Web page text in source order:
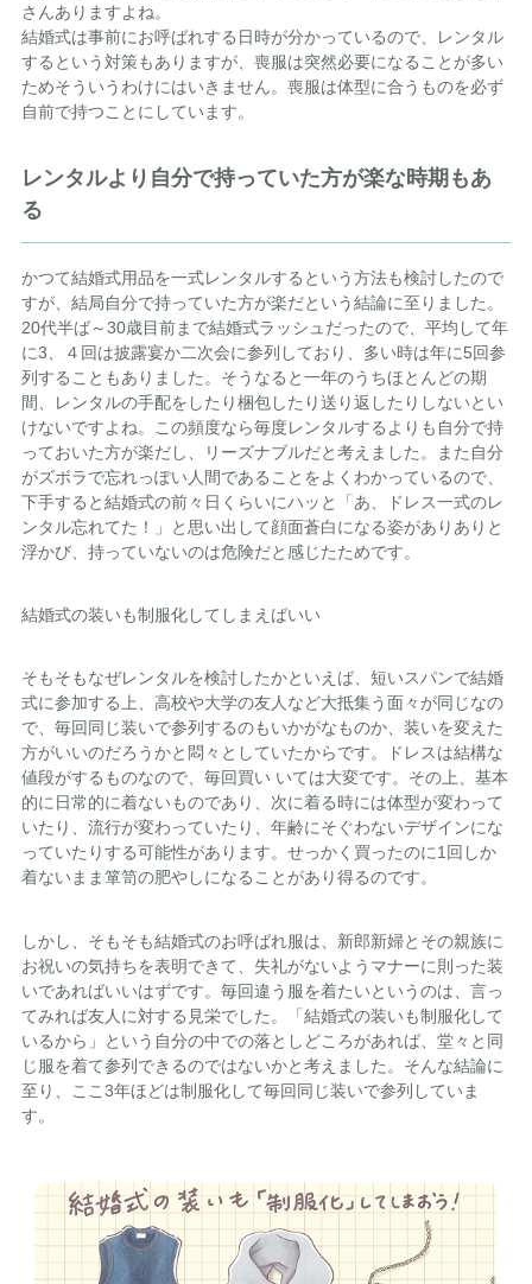
さんありますよね。
結婚式は事前にお呼ばれする日時が分かっているので、レンタル
するという対策もありますが、喪服は突然必要になることが多い
ためそういうわけにはいきません。喪服は体型に合うものを必ず
自前で持つことにしています。
レンタルより自分で持っていた方が楽な時期もあ
る
かつて結婚式用品を一式レンタルするという方法も検討したので
すが、結局自分で持っていた方が楽だという結論に至りました。
20代半ば～30歳目前まで結婚式ラッシュだったので、平均して年
に3、４回は披露宴か二次会に参列しており、多い時は年に5回参
列することもありました。そうなると一年のうちほとんどの期
間、レンタルの手配をしたり梱包したり送り返したりしないとい
けないですよね。この頻度なら毎度レンタルするよりも自分で持
っておいた方が楽だし、リーズナブルだと考えました。また自分
がズボラで忘れっぽい人間であることをよくわかっているので、
下手すると結婚式の前々日くらいにハッと「あ、ドレス一式のレ
ンタル忘れてた！」と思い出して顔面蒼白になる姿がありありと
浮かび、持っていないのは危険だと感じたためです。
結婚式の装いも制服化してしまえばいい
そもそもなぜレンタルを検討したかといえば、短いスパンで結婚
式に参加する上、高校や大学の友人など大抵集う面々が同じなの
で、毎回同じ装いで参列するのもいかがなものか、装いを変えた
方がいいのだろうかと悶々としていたからです。ドレスは結構な
値段がするものなので、毎回買い いては大変です。その上、基本
的に日常的に着ないものであり、次に着る時には体型が変わって
いたり、流行が変わっていたり、年齢にそぐわないデザインにな
っていたりする可能性があります。せっかく買ったのに1回しか
着ないまま箪笥の肥やしになることがあり得るのです。
しかし、そもそも結婚式のお呼ばれ服は、新郎新婦とその親族に
お祝いの気持ちを表明できて、失礼がないようマナーに則った装
いであればいいはずです。毎回違う服を着たいというのは、言っ
てみれば友人に対する見栄でした。「結婚式の装いも制服化して
いるから」という自分の中での落としどころがあれば、堂々と同
じ服を着て参列できるのではないかと考えました。そんな結論に
至り、ここ3年ほどは制服化して毎回同じ装いで参列していま
す。